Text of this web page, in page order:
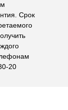
Срок
20